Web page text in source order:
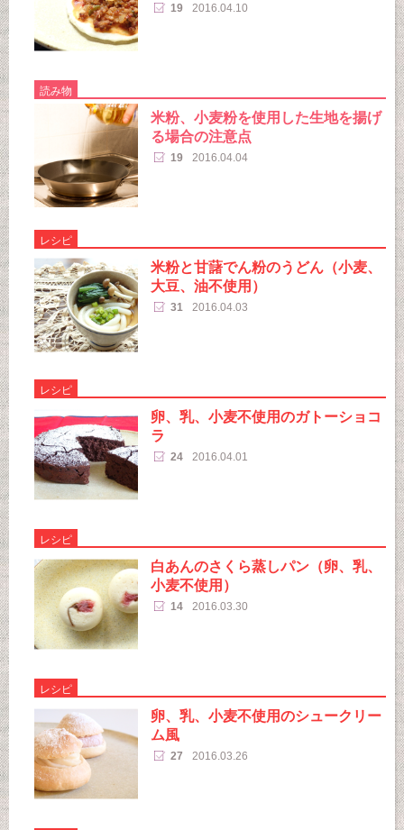
19 2016.04.10
読み物
米粉、小麦粉を使用した生地を揚げ
る場合の注意点
19 2016.04.04
レシピ
米粉と甘藷でん粉のうどん（小麦、
大豆、油不使用）
31 2016.04.03
レシピ
卵、乳、小麦不使用のガトーショコ
ラ
24 2016.04.01
レシピ
白あんのさくら蒸しパン（卵、乳、
小麦不使用）
14 2016.03.30
レシピ
卵、乳、小麦不使用のシュークリー
ム風
27 2016.03.26